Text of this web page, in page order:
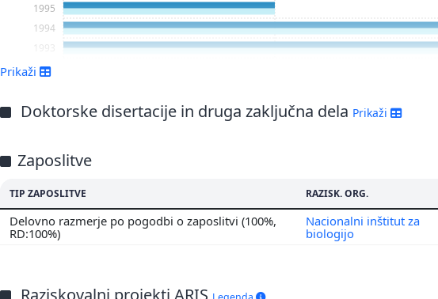
1994
1995
Prikaži
Doktorske disertacije in druga zaključna dela Prikaži
Zaposlitve
TIP ZAPOSLITVE RAZISK. ORG.
Delovno razmerje po pogodbi o zaposlitvi (100%,
RD:100%)
Nacionalni inštitut za
biologijo
Raziskovalni projekti ARIS